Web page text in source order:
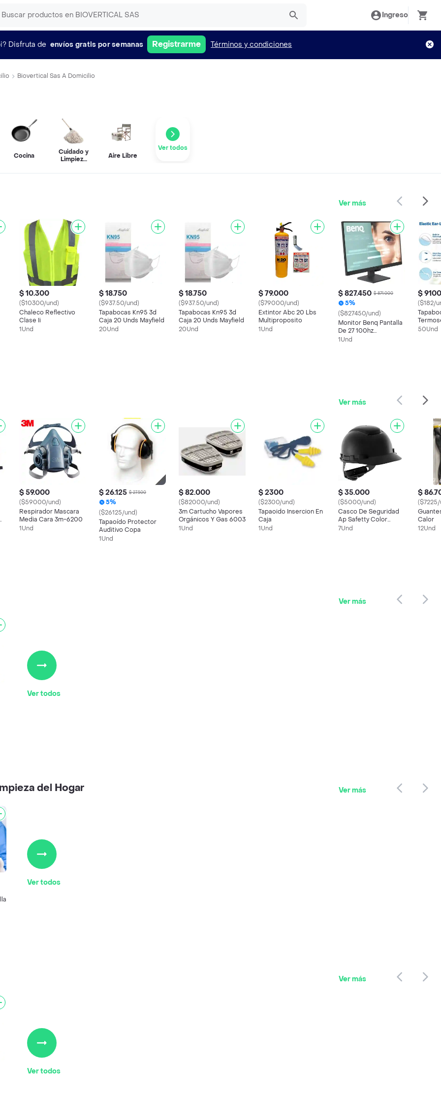
Ingreso
Disfruta de envíos gratis por semanas Registrarme Términos y condiciones
Biovertical Sas A Domicilio
Cocina
Cuidado y
Limpieza
Aire Libre
Ver todos
Ver más
$ 10.300
($10300/und)
Chaleco Reflectivo
Clase Ii
1Und
$ 18.750
($937.50/und)
Tapabocas Kn95 3d
Caja 20 Unds Mayfield
20Und
$ 18.750
($937.50/und)
Tapabocas Kn95 3d
Caja 20 Unds Mayfield
20Und
$ 79.000
($79000/und)
Extintor Abc 20 Lbs
Multiproposito
1Und
$ 827.450 $ 871.000
5%
($827450/und)
Monitor Benq Pantalla
De 27 100hz
Resolución Fullhd
1Und
$ 9100
($182/
Reg.
50Und
Ver más
$ 59.000
($59000/und)
Respirador Mascara
Media Cara 3m-6200
1Und
$ 26.125 $ 27.500
5%
($26125/und)
Tapaoído Protector
Auditivo Copa
1Und
$ 82.000
($82000/und)
3m Cartucho Vapores
Orgánicos Y Gas 6003
1Und
$ 2300
($2300/und)
Tapaoido Insercion En
Caja
1Und
$ 35.000
($5000/und)
Casco De Seguridad
Ap Safetty Color
Negro
7Und
$
Calor
12Und
Ver más
Ver todos
del Hogar Ver más
Ver todos
Ver más
Ver todos